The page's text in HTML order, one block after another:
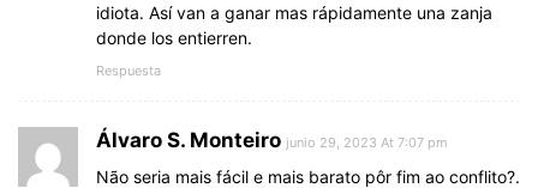
idiota. Así van a ganar mas rápidamente una zanja
donde los entierren.
Respuesta
Álvaro S. Monteiro junio 29, 2023 At 7:07 pm
Não seria mais fácil e mais barato pôr fim ao conflito?.